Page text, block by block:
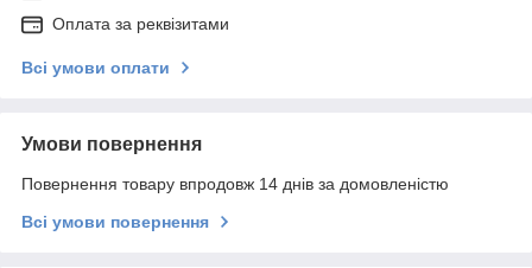
Оплата за реквізитами
Всі умови оплати
Умови повернення
Повернення товару впродовж 14 днів за домовленістю
Всі умови повернення